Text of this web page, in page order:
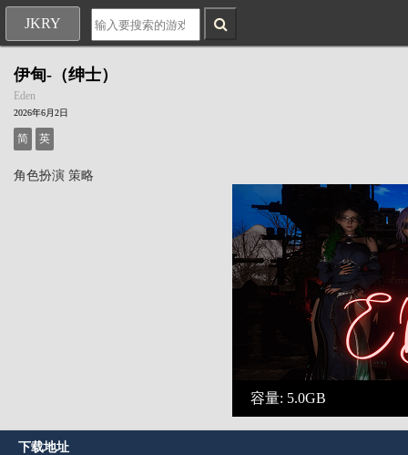
JKRY
伊甸-（绅士）
Eden
2026年6月2日
简 英
角色扮演 策略
容量: 5.0GB
下载地址